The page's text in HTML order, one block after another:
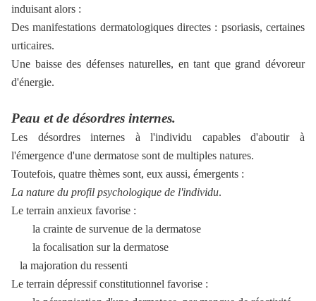
induisant alors :
Des manifestations dermatologiques directes : psoriasis, certaines
urticaires.
Une baisse des défenses naturelles, en tant que grand dévoreur
d'énergie.
Peau et de désordres internes.
Les désordres internes à l'individu capables d'aboutir à
l'émergence d'une dermatose sont de multiples natures.
Toutefois, quatre thèmes sont, eux aussi, émergents :
La nature du profil psychologique de l'individu.
Le terrain anxieux favorise :
la crainte de survenue de la dermatose
la focalisation sur la dermatose
la majoration du ressenti
Le terrain dépressif constitutionnel favorise :